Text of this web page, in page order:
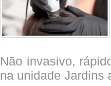
Não invasivo,
na unidade Jardins